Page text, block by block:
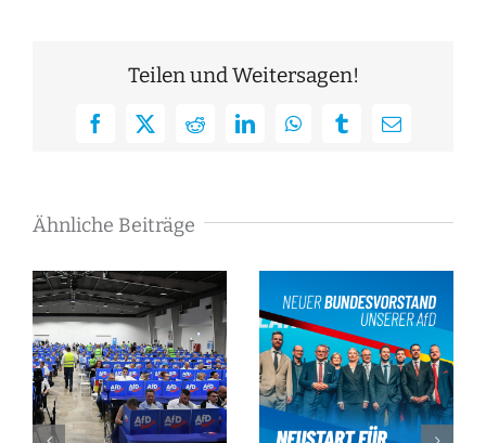
Teilen und Weitersagen!
Facebook
X RedditLinkedInWhatsAppTumblrE-
Ähnliche Beiträge